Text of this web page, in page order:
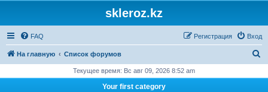
skleroz.kz
FAQ Вход
Регистрация
На главную Список форумов
Текущее время: Вс авг 09, 2026 8:52 am
Your first category